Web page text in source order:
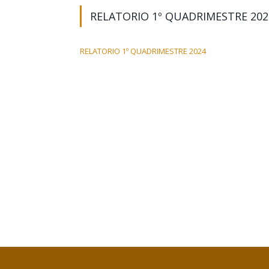
RELATORIO 1º QUADRIMESTRE
RELATORIO 1º QUADRIMESTRE 2024